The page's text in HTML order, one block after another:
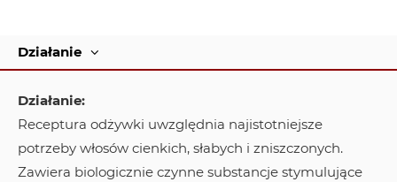
Działanie
Działanie:
Receptura odżywki uwzględnia najistotniejsze
potrzeby włosów cienkich, słabych i zniszczonych.
Zawiera biologicznie czynne substancje stymulujące